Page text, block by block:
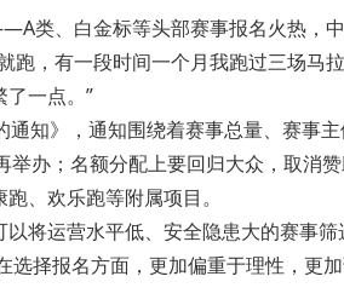
类、白金标等头部赛事报名火热，
，有一段时间一个月我跑过三场
一点。”
知》，通知围绕着赛事总量、赛事
办；名额分配上要回归大众，取消
、欢乐跑等附属项目。
将运营水平低、安全隐患大的赛事
择报名方面，更加偏重于理性，更